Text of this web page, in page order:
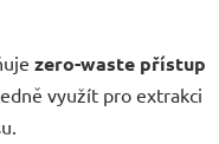
zero-waste přístup
využít pro extrakci